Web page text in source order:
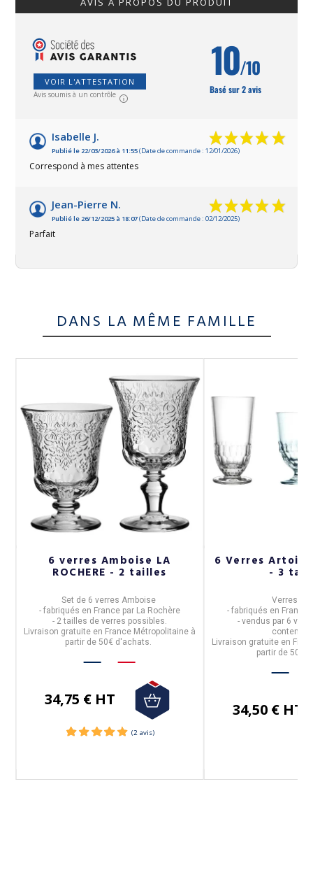
VOIR L'ATTESTATION
Avis soumis à un contrôle
10/10
Basé sur 2 avis
Isabelle J.
Publié le 22/03/2026 à 11:55(Date de commande : 12/01/2026)
Correspond à mes attentes
Jean-Pierre N.
Publié le 26/12/2025 à 18:07(Date de commande : 02/12/2025)
Parfait
DANS LA MÊME FAMILLE
6 verres Amboise LA
ROCHERE - 2 tailles
Set de 6 verres Amboise
- fabriqués en Francepar La Rochère
- 2 tailles de verres possibles.
Livraison gratuite en France Métropolitaine à
partir de 50€ d'achats.
34,75 € HT
6 Verres Artois
- 3
Verres
- fabriqués en France
- vendus par 6
Livraison gratuite en
partir de 50€
34,50 € HT